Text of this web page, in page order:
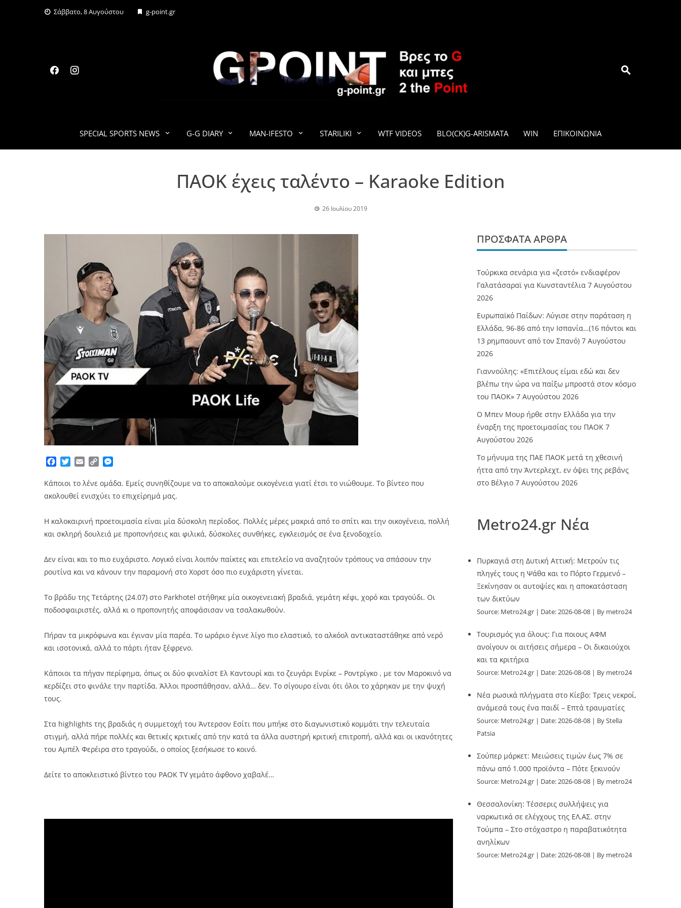
Σάββατο, 8 Αυγούστου g-point.gr
G-POINT.GR
SPECIAL SPORTS NEWS G-G DIARY MAN-IFESTO STARILIKI WTF VIDEOS BLO(CK)G-ARISMATA WIN ΕΠΙΚΟΙΝΩΝΊΑ
ΠΑΟΚ έχεις ταλέντο – Karaoke Edition
26 Ιουλίου 2019
Facebook
TwitterEmailCopy
Κάποιοι το λένε ομάδα. Εμείς συνηθίζουμε να το αποκαλούμε οικογένεια γιατί έτσι το νιώθουμε. Το βίντεο που
ακολουθεί ενισχύει το επιχείρημά μας.
Η καλοκαιρινή προετοιμασία είναι μία δύσκολη περίοδος. Πολλές μέρες μακριά από το σπίτι και την οικογένεια, πολλή
και σκληρή δουλειά με προπονήσεις και φιλικά, δύσκολες συνθήκες, εγκλεισμός σε ένα ξενοδοχείο.
Δεν είναι και το πιο ευχάριστο. Λογικό είναι λοιπόν παίκτες και επιτελείο να αναζητούν τρόπους να σπάσουν την
ρουτίνα και να κάνουν την παραμονή στο Χορστ όσο πιο ευχάριστη γίνεται.
Το βράδυ της Τετάρτης (24.07) στο Parkhotel στήθηκε μία οικογενειακή βραδιά, γεμάτη κέφι, χορό και τραγούδι. Οι
ποδοσφαιριστές, αλλά κι ο προπονητής αποφάσισαν να τσαλακωθούν.
Πήραν τα μικρόφωνα και έγιναν μία παρέα. Το ωράριο έγινε λίγο πιο ελαστικό, το αλκόολ αντικαταστάθηκε από νερό
και ισοτονικά, αλλά το πάρτι ήταν ξέφρενο.
Κάποιοι τα πήγαν περίφημα, όπως οι δύο φιναλίστ Ελ Καντουρί και το ζευγάρι Ενρίκε – Ροντρίγκο , με τον Μαροκινό να
κερδίζει στο φινάλε την παρτίδα. Άλλοι προσπάθησαν, αλλά… δεν. Το σίγουρο είναι ότι όλοι το χάρηκαν με την ψυχή
τους.
Στα highlights της βραδιάς η συμμετοχή του Άντερσον Εσίτι που μπήκε στο διαγωνιστικό κομμάτι την τελευταία
στιγμή, αλλά πήρε πολλές και θετικές κριτικές από την κατά τα άλλα αυστηρή κριτική επιτροπή, αλλά και οι ικανότητες
του Αμπέλ Φερέιρα στο τραγούδι, ο οποίος ξεσήκωσε το κοινό.
Δείτε το αποκλειστικό βίντεο του PAOK TV γεμάτο άφθονο χαβαλέ…
ΠΡΌΣΦΑΤΑ ΆΡΘΡΑ
Τούρκικα σενάρια για «ζεστό» ενδιαφέρον
Γαλατάσαραϊ για Κωνσταντέλια 7 Αυγούστου
2026
Ευρωπαϊκό Παίδων: Λύγισε στην παράταση η
Ελλάδα, 96-86 από την Ισπανία…(16 πόντοι και
13 ρημπαουντ από τον Σπανό) 7 Αυγούστου
2026
Γιαννούλης: «Επιτέλους είμαι εδώ και δεν
βλέπω την ώρα να παίξω μπροστά στον κόσμο
του ΠΑΟΚ» 7 Αυγούστου 2026
O Mπεν Μουρ ήρθε στην Ελλάδα για την
έναρξη της προετοιμασίας του ΠΑΟΚ 7
Αυγούστου 2026
Το μήνυμα της ΠΑΕ ΠΑΟΚ μετά τη χθεσινή
ήττα από την Άντερλεχτ, εν όψει της ρεβάνς
στο Βέλγιο 7 Αυγούστου 2026
Metro24.gr Νέα
Πυρκαγιά στη Δυτική Αττική: Μετρούν τις
πληγές τους η Ψάθα και το Πόρτο Γερμενό –
Ξεκίνησαν οι αυτοψίες και η αποκατάσταση
των δικτύων
Source: Metro24.gr Date: 2026-08-08 By metro24
Τουρισμός για όλους: Για ποιους ΑΦΜ
ανοίγουν οι αιτήσεις σήμερα – Οι δικαιούχοι
και τα κριτήρια
Source: Metro24.gr Date: 2026-08-08 By metro24
Νέα ρωσικά πλήγματα στο Κίεβο: Τρεις νεκροί,
ανάμεσά τους ένα παιδί – Επτά τραυματίες
Source: Metro24.gr Date: 2026-08-08
By Stella
Patsia
Σούπερ μάρκετ: Μειώσεις τιμών έως 7% σε
πάνω από 1.000 προϊόντα – Πότε ξεκινούν
Source: Metro24.gr Date: 2026-08-08 By metro24
Θεσσαλονίκη: Τέσσερις συλλήψεις για
ναρκωτικά σε ελέγχους της ΕΛ.ΑΣ. στην
Τούμπα – Στο στόχαστρο η παραβατικότητα
ανηλίκων
Source: Metro24.gr Date: 2026-08-08 By metro24